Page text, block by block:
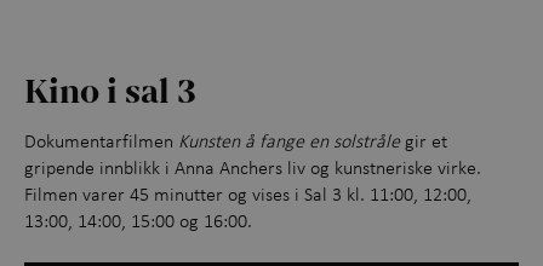
Kino i sal 3
Dokumentarfilmen Kunsten å fange en solstrålegir et
gripende innblikk i Anna Anchers liv og kunstneriske virke.
Filmen varer 45 minutter og vises i Sal 3 kl. 11:00, 12:00,
13:00, 14:00, 15:00 og 16:00.